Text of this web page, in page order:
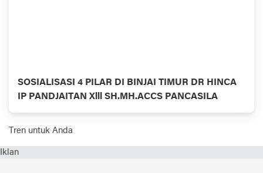
SOSIALISASI 4 PILAR DI BINJAI TIMUR DR HINCA
IP PANDJAITAN Xlll SH.MH.ACCS PANCASILA
Tren untuk Anda
Iklan